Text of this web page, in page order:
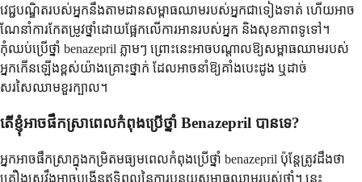
វេជ្ជបណ្ឌិតរបស់អ្នកនឹងតាមដានសម្ពាធឈាមរបស់អ្នកជាទៀងទាត់ ហើយអាច
ណែនាំការកែតម្រូវថ្នាំដោយផ្អែកលើការអានរបស់អ្នក និងសុខភាពទូទៅ។
កុំឈប់ប្រើថ្នាំ benazepril ភ្លាមៗ ព្រោះនេះអាចបណ្តាលឱ្យសម្ពាធឈាមរបស់
អ្នកកើនឡើងខ្ពស់យ៉ាងគ្រោះថ្នាក់ ដែលអាចនាំឱ្យគាំងបេះដូង ឬដាច់
សរសៃឈាមខួរក្បាល។
តើខ្ញុំអាចផឹកស្រាពេលកំពុងប្រើថ្នាំ Benazepril បានទេ?
អ្នកអាចផឹកស្រាក្នុងកម្រិតមធ្យមពេលកំពុងប្រើថ្នាំ benazepril ប៉ុន្តែត្រូវដឹងថា
គ្រឿងស្រវឹងអាចបង្កើនឥទ្ធិពលនៃការបន្ថយសម្ពាធឈាមរបស់ថ្នាំ។ នេះ